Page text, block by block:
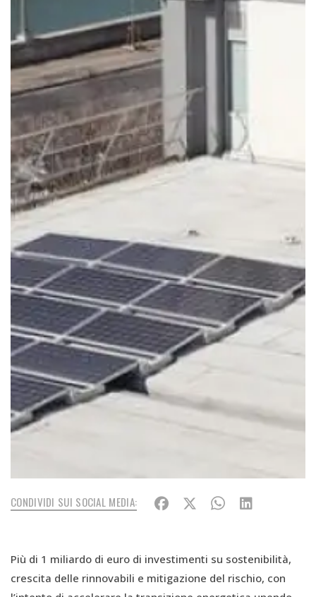
CONDIVIDI SUI SOCIAL MEDIA:
Più di 1 miliardo di euro di investimenti su sostenibilità,
crescita delle rinnovabili e mitigazione del rischio, con